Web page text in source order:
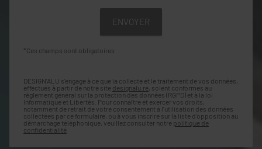
*Ces champs sont obligatoires
DESIGN'ALU s'engage à ce que la collecte et le traitement de vos données,
effectués à partir de notre site designalu.re , soient conformes au
règlement général sur la protection des données (RGPD) et à la loi
Informatique et Libertés. Pour connaître et exercer vos droits,
notamment de retrait de votre consentement à l'utilisation des données
collectées par ce formulaire, ou à vous inscrire sur la liste d'opposition au
démarchage téléphonique, veuillez consulter notre politique de
confidentialité